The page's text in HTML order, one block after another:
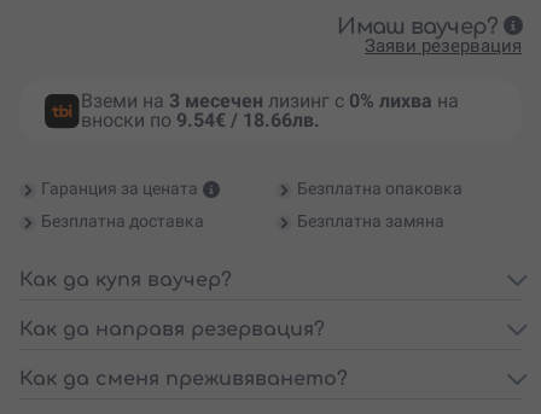
Имаш ваучер?
Заяви резервация
Вземи на 3 месечен лизинг с 0% лихва на
вноски по 9.54€ / 18.66лв.
Гаранция за цената
Безплатна опаковка
Безплатна доставка
Безплатна замяна
Как да купя ваучер?
Как да направя резервация?
Как да сменя преживяването?